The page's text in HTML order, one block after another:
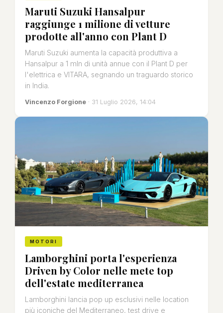
Maruti Suzuki Hansalpur
raggiunge 1 milione di vetture
prodotte all'anno con Plant D
Maruti Suzuki aumenta la capacità produttiva a
Hansalpur a 1 mln di unità annue con il Plant D per
l'elettrica e VITARA, segnando un traguardo storico
in India.
Vincenzo Forgione · 31 Luglio 2026, 14:04
MOTORI
Lamborghini porta l'esperienza
Driven by Color nelle mete top
dell'estate mediterranea
Lamborghini lancia pop up esclusivi nelle location
più iconiche del Mediterraneo, test drive e